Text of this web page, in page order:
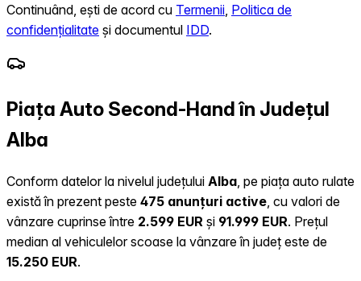
Continuând, ești de acord cu Termenii Politica de
confidențialitate și documentul IDD.
Piața Auto Second-Hand în Județul
Alba
Conform datelor la nivelul județului Alba , pe piața auto rulate
există în prezent peste 475 anunțuri active , cu valori de
vânzare cuprinse între 2.599 EUR și 91.999 EUR. Prețul
median al vehiculelor scoase la vânzare în județ este de
15.250 EUR.